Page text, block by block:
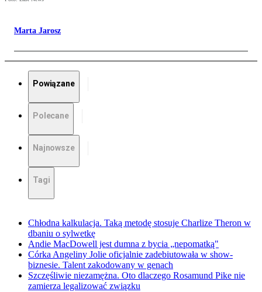
Marta Jarosz
Powiązane
Polecane
Najnowsze
Tagi
Chłodna kalkulacja. Taką metodę stosuje Charlize Theron w
dbaniu o sylwetkę
Andie MacDowell jest dumna z bycia „nepomatką"
Córka Angeliny Jolie oficjalnie zadebiutowała w show-
biznesie. Talent zakodowany w genach
Szczęśliwie niezamężna. Oto dlaczego Rosamund Pike nie
zamierza legalizować związku